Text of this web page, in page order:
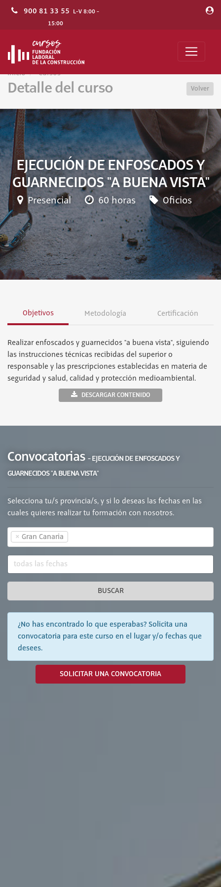
900 81 33 55 L-V 8:00 -
15:00
Inicio Cursos
Detalle del curso Volver
EJECUCIÓN DE ENFOSCADOS Y
GUARNECIDOS "A BUENA VISTA"
Presencial 60 horas Oficios
Objetivos Metodología Certificación
Realizar enfoscados y guarnecidos "a buena vista", siguiendo
las instrucciones técnicas recibidas del superior o
responsable y las prescripciones establecidas en materia de
seguridad y salud, calidad y protección medioambiental.
DESCARGAR CONTENIDO
Convocatorias - EJECUCIÓN DE ENFOSCADOS Y
GUARNECIDOS "A BUENA VISTA"
Selecciona tu/s provincia/s, y si lo deseas las fechas en las
cuales quieres realizar tu formación con nosotros.
× Gran Canaria
BUSCAR
¿No has encontrado lo que esperabas? Solicita una
convocatoria para este curso en el lugar y/o fechas que
desees.
SOLICITAR UNA CONVOCATORIA